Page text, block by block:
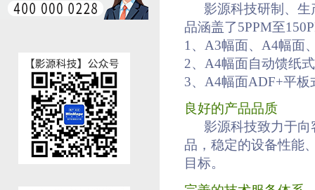
影源科技研制 、 生
品涵盖了5PPM至
1、A3幅面、A4幅面
2、A4幅面自动馈纸
3、A4幅面ADF+平
良好的产品品质
影源科技致力于
品，稳定的设备性能
目标。